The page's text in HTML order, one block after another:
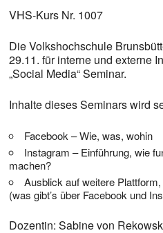
VHS-Kurs Nr. 1007
Die Volkshochschule
29.11. für interne und externe
„Social Media“ Seminar.
Inhalte dieses Seminars wird
Facebook – Wie, was, wohin
Instagram – Einführung, wie
machen?
Ausblick auf weitere
(was gibt’s über Facebook und
Dozentin: Sabine von